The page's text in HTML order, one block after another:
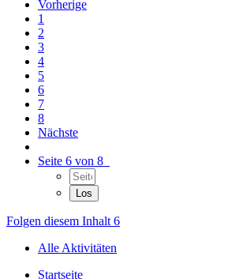
Vorherige
1
2
3
4
5
6
7
8
Nächste
Seite 6 von 8
Folgen diesem Inhalt 6
Alle Aktivitäten
Startseite